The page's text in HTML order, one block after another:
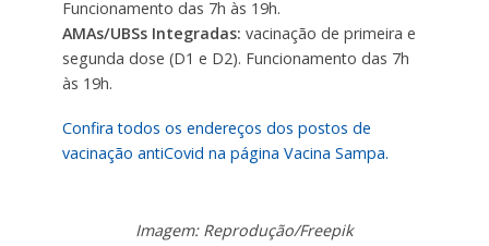
Funcionamento das 7h às 19h.
AMAs/UBSs Integradas: vacinação de primeira e
segunda dose (D1 e D2). Funcionamento das 7h
às 19h.
Confira todos os endereços dos postos de
vacinação antiCovid na página Vacina Sampa.
Imagem: Reprodução/Freepik